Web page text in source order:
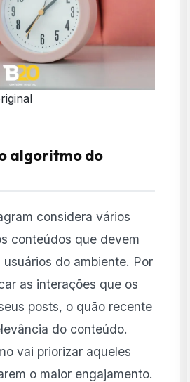
algoritmo do
considera vários
conteúdos que devem
do ambiente. Por
as interações que os
posts, o quão recente
do conteúdo.
vai priorizar aqueles
o maior engajamento.